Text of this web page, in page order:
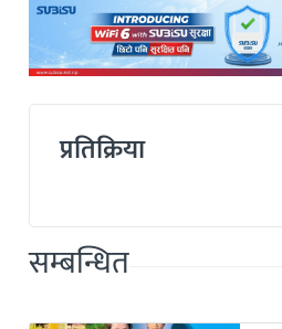
प्रतिक्रिया
सम्बन्धित